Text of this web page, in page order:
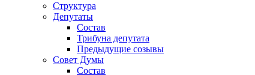
Структура
Депутаты
Состав
Трибуна депутата
Предыдущие созывы
Совет Думы
Состав